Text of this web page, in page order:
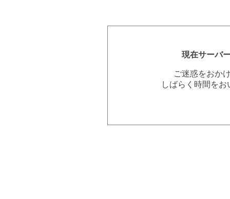
現在サーバ
ご迷惑をおか
しばらく時間を